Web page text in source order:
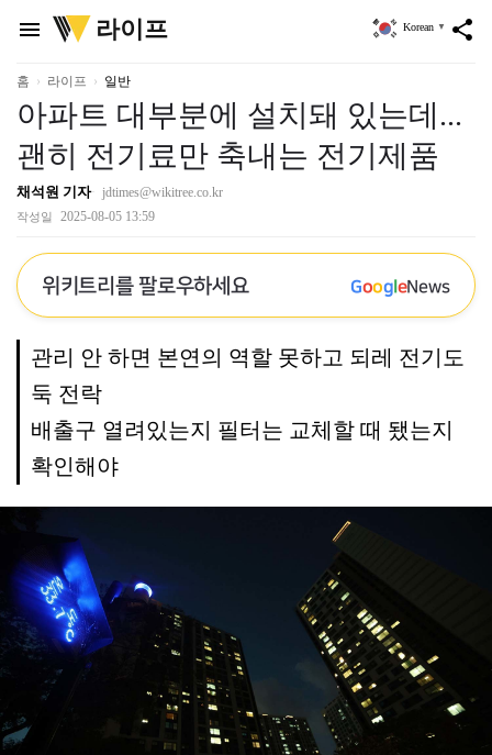
menu
위
키
리
라이프 share
Korean ▼
홈 라이프 일반
아파트 대부분에 설치돼 있는데...
괜히 전기료만 축내는 전기제품
채석원 기자 jdtimes@wikitree.co.kr
작성일 2025-08-05 13:59
위키트리를 팔로우하세요 GoogleNews
관리 안 하면 본연의 역할 못하고 되레 전기도
둑 전락
배출구 열려있는지 필터는 교체할 때 됐는지
확인해야